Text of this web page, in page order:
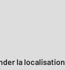
la localisation